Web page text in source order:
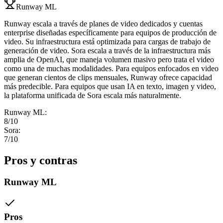
Runway ML
Runway escala a través de planes de video dedicados y cuentas
enterprise diseñadas específicamente para equipos de producción de
video. Su infraestructura está optimizada para cargas de trabajo de
generación de video. Sora escala a través de la infraestructura más
amplia de OpenAI, que maneja volumen masivo pero trata el video
como una de muchas modalidades. Para equipos enfocados en video
que generan cientos de clips mensuales, Runway ofrece capacidad
más predecible. Para equipos que usan IA en texto, imagen y video,
la plataforma unificada de Sora escala más naturalmente.
Runway ML:
8/10
Sora:
7/10
Pros y contras
Runway ML
Pros